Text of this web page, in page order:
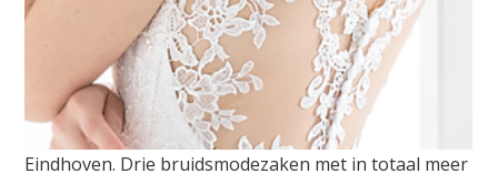
Goedkope Bruidskledij Hamont Achel
Goedkope Bruidskledij Hamont Achel. De grootste
Bruidsmode Outlet Store
van Nederland vindt u in
Eindhoven. Drie bruidsmodezaken met in totaal meer